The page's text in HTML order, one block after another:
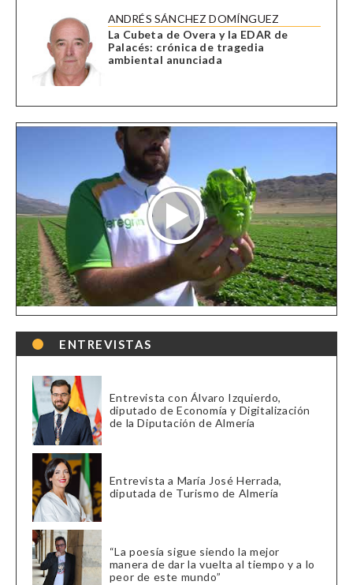
ANDRÉS SÁNCHEZ DOMÍNGUEZ
La Cubeta de Overa y la EDAR de
Palacés: crónica de tragedia
ambiental anunciada
ENTREVISTAS
Entrevista con Álvaro Izquierdo,
diputado de Economía y Digitalización
de la Diputación de Almería
Entrevista a María José Herrada,
diputada de Turismo de Almería
“La poesía sigue siendo la mejor
manera de dar la vuelta al tiempo y a lo
peor de este mundo”